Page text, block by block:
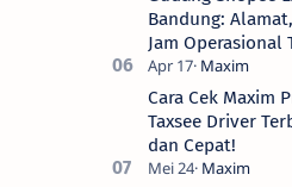
Bandung:
Jam Operasional
Cara Cek Maxim
Taxsee Driver
dan Cepat!